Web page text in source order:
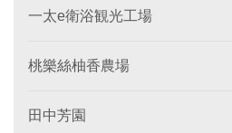
一太e衛浴観光工場
桃樂絲柚香農場
田中芳園